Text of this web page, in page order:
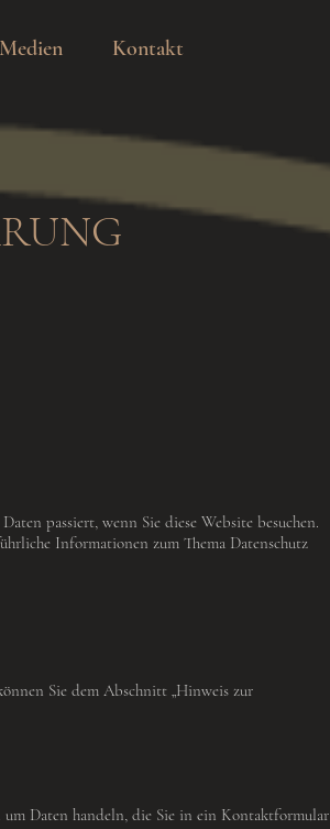
Medien Kontakt
passiert, wenn Sie diese Website besuchen.
Informationen zum Thema Datenschutz
Sie dem Abschnitt „Hinweis zur
um Daten handeln, die Sie in ein Kontaktformular